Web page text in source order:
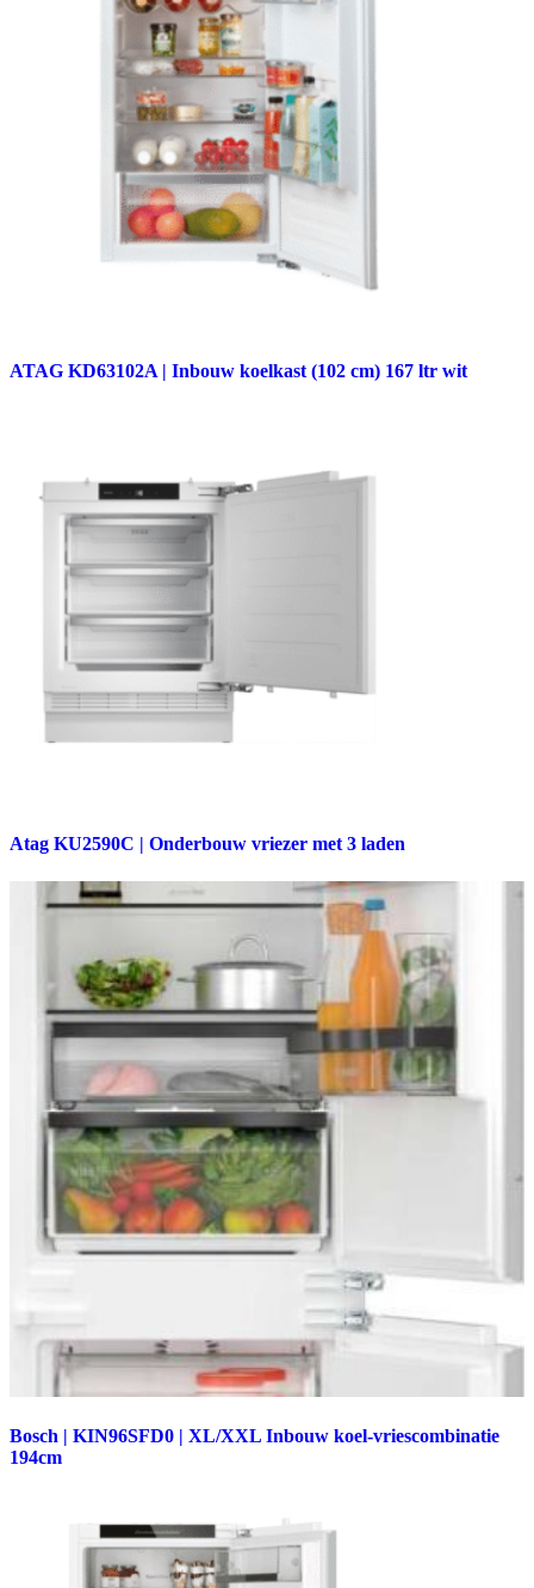
ATAG KD63102A | Inbouw koelkast (102 cm) 167 ltr wit
Atag KU2590C | Onderbouw vriezer met 3 laden
Bosch | KIN96SFD0 | XL/XXL Inbouw koel-vriescombinatie
194cm